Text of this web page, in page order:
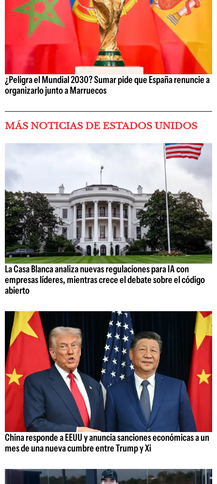
¿Peligra el Mundial 2030? Sumar pide que España renuncie a
organizarlo junto a Marruecos
MÁS NOTICIAS DE ESTADOS UNIDOS
La Casa Blanca analiza nuevas regulaciones para IA con
empresas líderes, mientras crece el debate sobre el código
abierto
China responde a EEUU y anuncia sanciones económicas a un
mes de una nueva cumbre entre Trump y Xi